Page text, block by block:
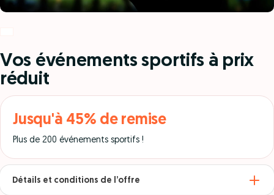
Vos événements sportifs à prix
réduit
Jusqu'à 45% de remise
Plus de 200 événements sportifs !
Détails et conditions de l’offre